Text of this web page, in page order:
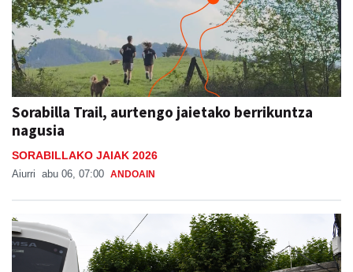
Sorabilla Trail, aurtengo jaietako berrikuntza
nagusia
SORABILLAKO JAIAK 2026
Aiurri abu 06, 07:00 ANDOAIN